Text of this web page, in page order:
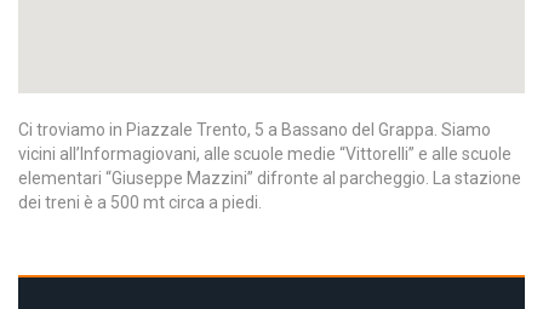
Ci troviamo in Piazzale Trento, 5 a Bassano del Grappa. Siamo
vicini all’Informagiovani, alle scuole medie “Vittorelli” e alle scuole
elementari “Giuseppe Mazzini” difronte al parcheggio. La stazione
dei treni è a 500 mt circa a piedi.